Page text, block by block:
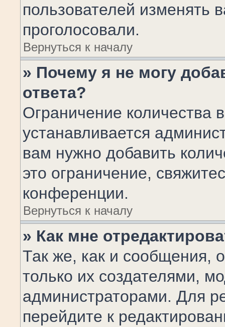
пользователей изменять
проголосовали.
Вернуться к началу
» Почему я не могу
ответа?
Ограничение количества
устанавливается
вам нужно добавить
это ограничение,
конференции.
Вернуться к началу
» Как мне
Так же, как и сообщения,
только их создателями,
администраторами. Для
перейдите к